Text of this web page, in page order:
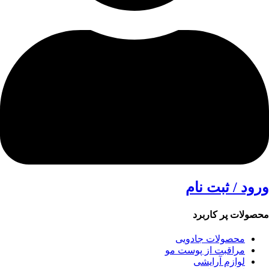
ورود / ثبت نام
محصولات پر کاربرد
محصولات جادویی
مراقبت از پوست مو
لوازم آرایشی